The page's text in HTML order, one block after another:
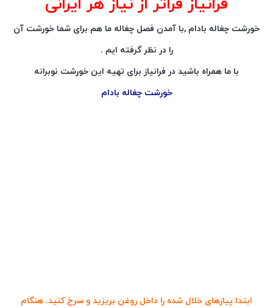
فرانیاز فراتر از نیاز هر ایرانی
خورشت چغاله بادام ,با آمدن فصل چغاله ما هم برای شما خورشت آن
را در نظر گرفته ایم .
با ما همراه باشید در فرانیاز برای تهیه این خورشت نوبرانه
خورشت چغاله بادام
ابتدا پیازهای خلال شده را داخل روغن بریزید و سرخ کنید. هنگام